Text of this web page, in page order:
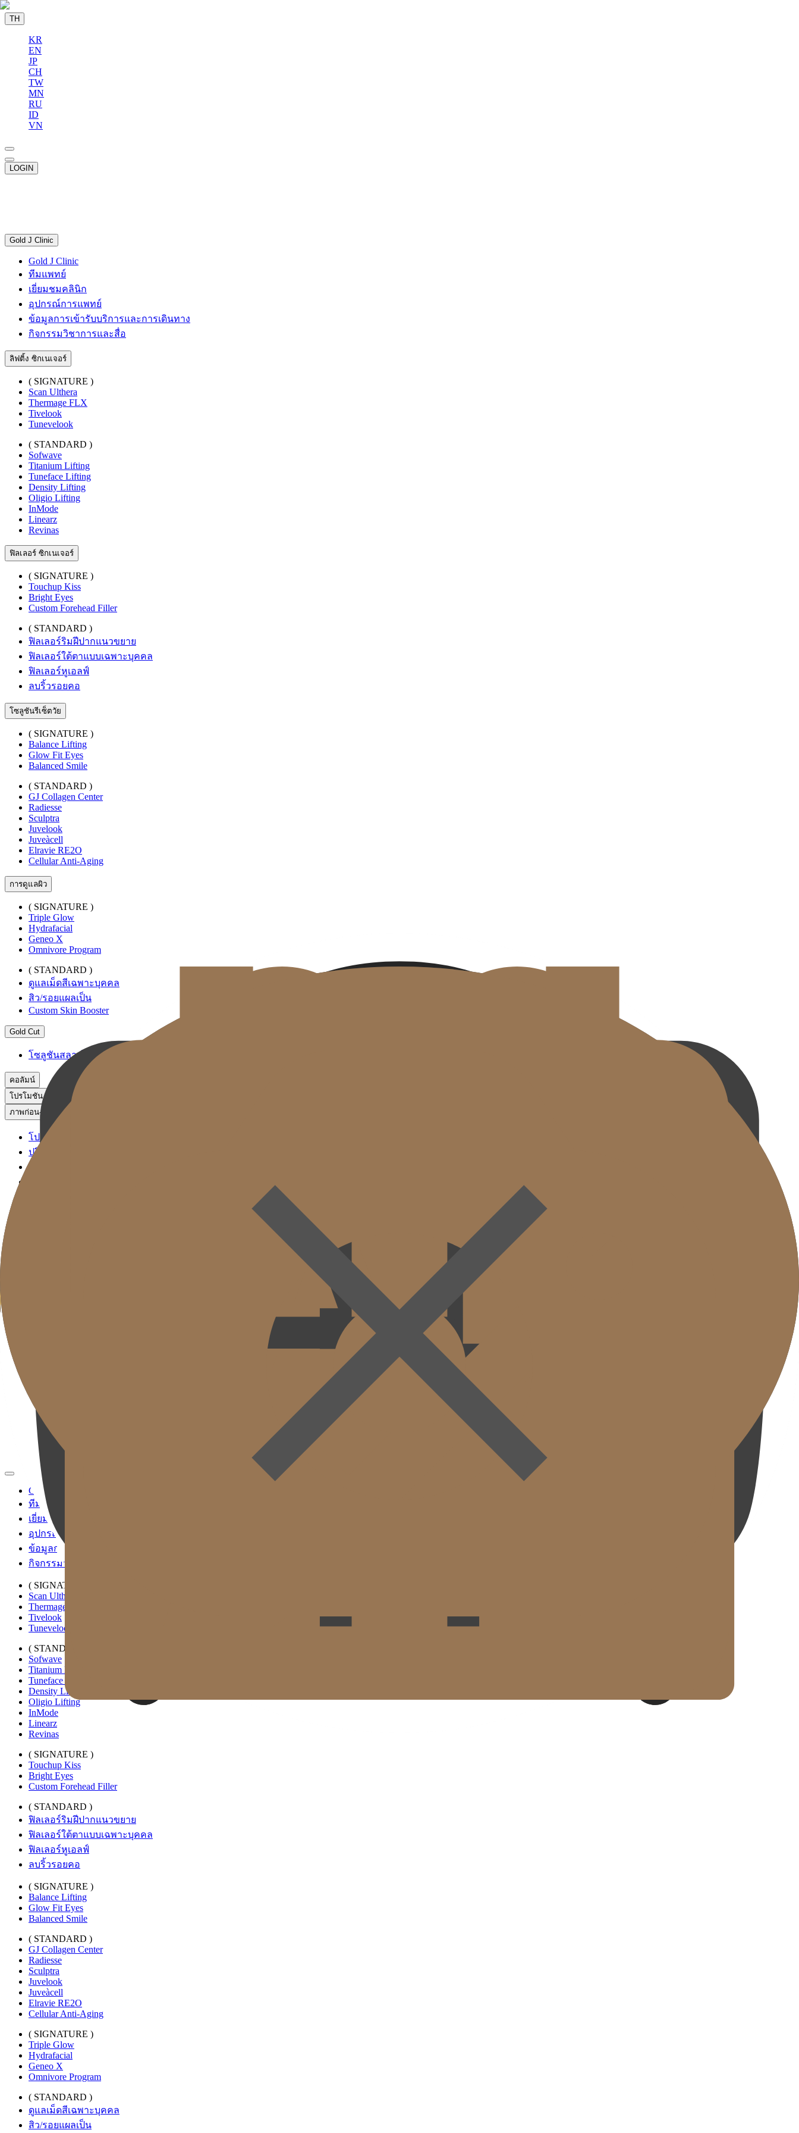
TH
KR
EN
JP
CH
TW
MN
RU
ID
VN
LOGIN
Gold J Clinic
Gold J Clinic
ทีมแพทย์
เยี่ยมชมคลินิก
อุปกรณ์การแพทย์
ข้อมูลการเข้ารับบริการและการเดินทาง
กิจกรรมวิชาการและสื่อ
ลิฟติ้ง ซิกเนเจอร์
( SIGNATURE )
Scan Ulthera
Thermage FLX
Tivelook
Tunevelook
( STANDARD )
Sofwave
Titanium Lifting
Tuneface Lifting
Density Lifting
Oligio Lifting
InMode
Linearz
Revinas
ฟิลเลอร์ ซิกเนเจอร์
( SIGNATURE )
Touchup Kiss
Bright Eyes
Custom Forehead Filler
( STANDARD )
ฟิลเลอร์ริมฝีปากแนวขยาย
ฟิลเลอร์ใต้ตาแบบเฉพาะบุคคล
ฟิลเลอร์หูเอลฟ์
ลบริ้วรอยคอ
โซลูชันรีเซ็ตวัย
( SIGNATURE )
Balance Lifting
Glow Fit Eyes
Balanced Smile
( STANDARD )
GJ Collagen Center
Radiesse
Sculptra
Juvelook
Juveàcell
Elravie RE2O
Cellular Anti-Aging
การดูแลผิว
( SIGNATURE )
Triple Glow
Hydrafacial
Geneo X
Omnivore Program
( STANDARD )
ดูแลเม็ดสีเฉพาะบุคคล
สิว/รอยแผลเป็น
Custom Skin Booster
Gold Cut
โซลูชันสลายไขมันระดับพรีเมียม
คอลัมน์
โปรโมชัน
ภาพก่อน-หลัง
โปรโมชัน
ปรึกษาผ่าน KakaoTalk
CH
TW
MN
RU
ID
VN
Gold J Clinic
ทีมแพทย์
เยี่ยมชมคลินิก
อุปกรณ์การแพทย์
ข้อมูลการเข้ารับบริการและการเดินทาง
กิจกรรมวิชาการและสื่อ
( SIGNATURE )
Scan Ulthera
Thermage FLX
Tivelook
Tunevelook
( STANDARD )
Sofwave
Titanium Lifting
Tuneface Lifting
Density Lifting
Oligio Lifting
InMode
Linearz
Revinas
( SIGNATURE )
Touchup Kiss
Bright Eyes
Custom Forehead Filler
( STANDARD )
ฟิลเลอร์ริมฝีปากแนวขยาย
ฟิลเลอร์ใต้ตาแบบเฉพาะบุคคล
ฟิลเลอร์หูเอลฟ์
ลบริ้วรอยคอ
( SIGNATURE )
Balance Lifting
Glow Fit Eyes
Balanced Smile
( STANDARD )
GJ Collagen Center
Radiesse
Sculptra
Juvelook
Juveàcell
Elravie RE2O
Cellular Anti-Aging
( SIGNATURE )
Triple Glow
Hydrafacial
Geneo X
Omnivore Program
( STANDARD )
ดูแลเม็ดสีเฉพาะบุคคล
สิว/รอยแผลเป็น